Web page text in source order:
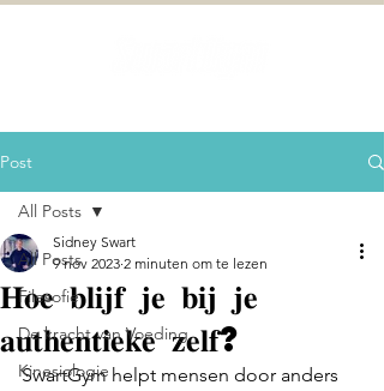
Post
All Posts
Filesofie
De kracht van Voeding
Kinesiologie
All Posts
𝐇𝐨𝐞 𝐛𝐥𝐢𝐣𝐟 𝐣𝐞 𝐛𝐢𝐣 𝐣𝐞
𝐚𝐮𝐭𝐡𝐞𝐧𝐭𝐢𝐞𝐤𝐞 𝐳𝐞𝐥𝐟?
Sidney Swart
9 nov 2023 2 minuten om te lezen
SwartGym helpt mensen door anders